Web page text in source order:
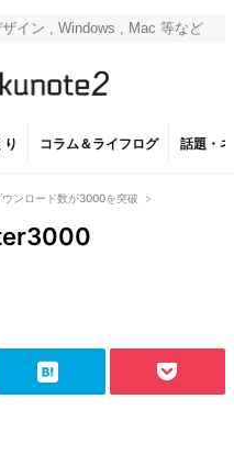
コラム＆ライフログ 話題・
ウンロード数が3000を突破 >